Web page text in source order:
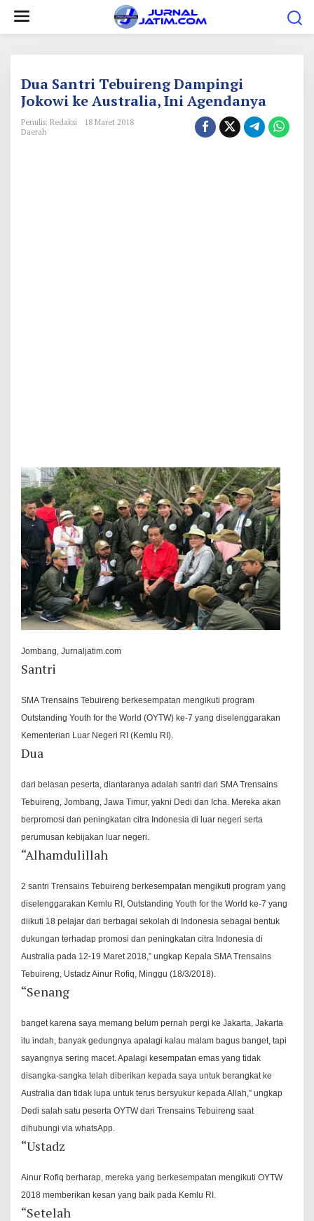
Dua Santri Tebuireng Dampingi
Jokowi ke Australia, Ini Agendanya
Penulis: Redaksi
18 Maret 2018
Daerah
Jombang, Jurnaljatim.com
Santri
SMA Trensains Tebuireng berkesempatan mengikuti program
Outstanding Youth for the World (OYTW) ke-7 yang diselenggarakan
Kementerian Luar Negeri RI (Kemlu RI).
Dua
dari belasan peserta, diantaranya adalah santri dari SMA Trensains
Tebuireng, Jombang, Jawa Timur, yakni Dedi dan Icha. Mereka akan
berpromosi dan peningkatan citra Indonesia di luar negeri serta
perumusan kebijakan luar negeri.
“Alhamdulillah
2 santri Trensains Tebuireng berkesempatan mengikuti program yang
diselenggarakan Kemlu RI, Outstanding Youth for the World ke-7 yang
diikuti 18 pelajar dari berbagai sekolah di Indonesia sebagai bentuk
dukungan terhadap promosi dan peningkatan citra Indonesia di
Australia pada 12-19 Maret 2018,” ungkap Kepala SMA Trensains
Tebuireng, Ustadz Ainur Rofiq, Minggu (18/3/2018).
“Senang
banget karena saya memang belum pernah pergi ke Jakarta, Jakarta
itu indah, banyak gedungnya apalagi kalau malam bagus banget, tapi
sayangnya sering macet. Apalagi kesempatan emas yang tidak
disangka-sangka telah diberikan kepada saya untuk berangkat ke
Australia dan tidak lupa untuk terus bersyukur kepada Allah,” ungkap
Dedi salah satu peserta OYTW dari Trensains Tebuireng saat
dihubungi via whatsApp.
“Ustadz
Ainur Rofiq berharap, mereka yang berkesempatan mengikuti OYTW
2018 memberikan kesan yang baik pada Kemlu RI.
“Setelah